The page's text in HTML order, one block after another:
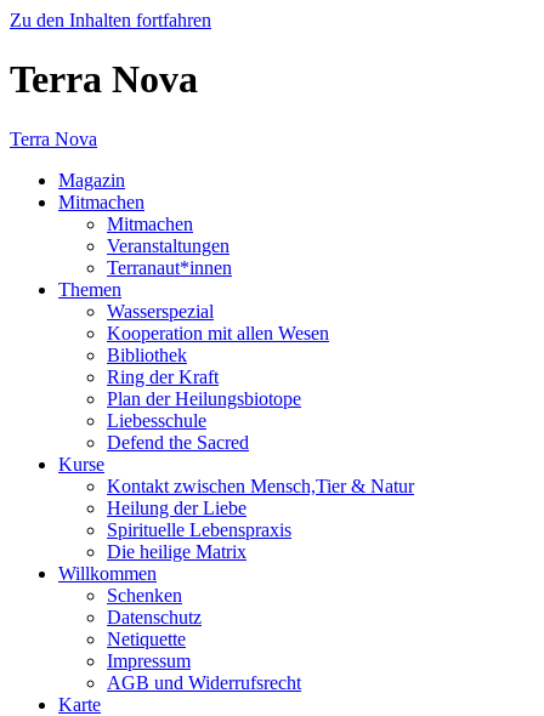
Zu den Inhalten fortfahren
Terra Nova
Terra Nova
Magazin
Mitmachen
Mitmachen
Veranstaltungen
Terranaut*innen
Themen
Wasserspezial
Kooperation mit allen Wesen
Bibliothek
Ring der Kraft
Plan der Heilungsbiotope
Liebesschule
Defend the Sacred
Kurse
Kontakt zwischen Mensch,Tier & Natur
Heilung der Liebe
Spirituelle Lebenspraxis
Die heilige Matrix
Willkommen
Schenken
Datenschutz
Netiquette
Impressum
AGB und Widerrufsrecht
Karte